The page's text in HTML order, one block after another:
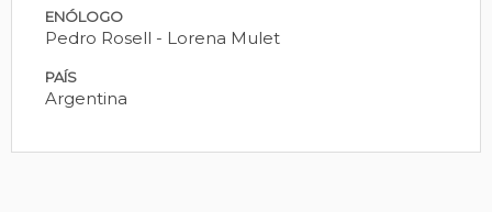
ENÓLOGO
Pedro Rosell - Lorena Mulet
PAÍS
Argentina